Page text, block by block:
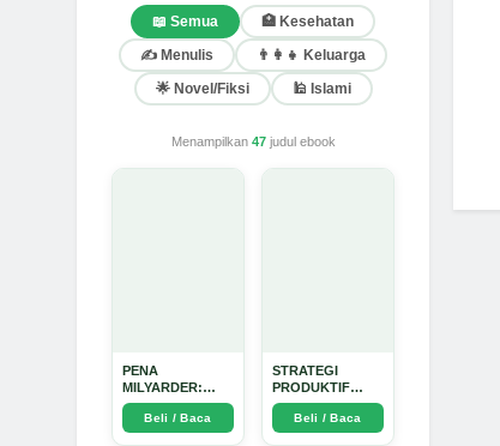
📖 Semua
🏥 Kesehatan
✍️ Menulis
👨‍👩‍👧 Keluarga
🌟 Novel/Fiksi
🕌 Islami
Menampilkan 47judul ebook
PENA
MILYARDER:
Kisah, Rahasia
Sukses, dan
Panduan Menjadi
Beli / Baca
STRATEGI
PRODUKTIF
MENULIS
UPDATE - Arda
Dinata
Beli / Baca